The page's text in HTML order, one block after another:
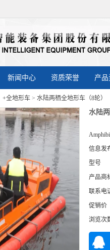
新闻中心 资质荣誉 产
+全地形车 > 水陆两栖全地形车（8轮）
水陆
信息发
型号
产品商
联系电
促销价
浏览次